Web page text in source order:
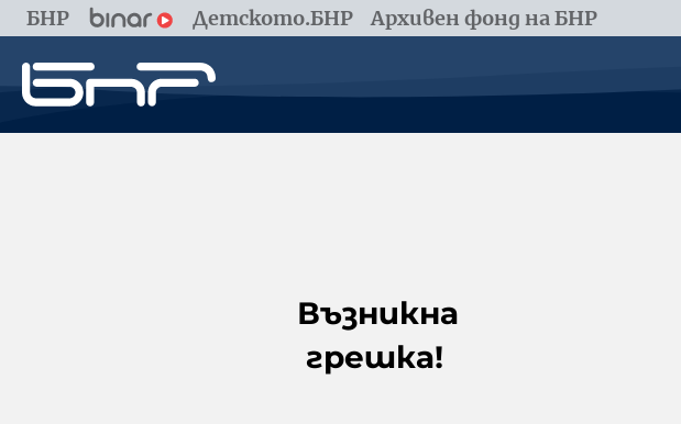
БНР Детското.БНР Архивен фонд на БНР
Възникна
грешка!